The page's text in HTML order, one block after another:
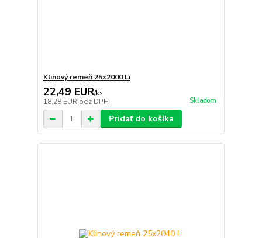
Klinový remeň 25x2000 Li
22,49 EUR/ks
18,28 EUR bez DPH Skladom
Pridať do košíka